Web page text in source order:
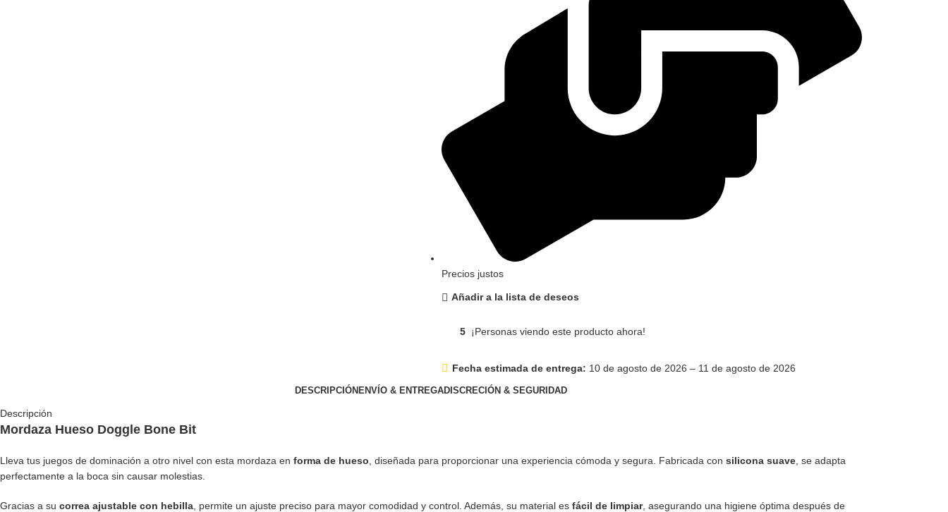
Precios justos
Añadir a la lista de deseos
5 ¡Personas viendo este producto ahora!
Fecha estimada de entrega: 10 de agosto de 2026 – 11 de agosto de 2026
DESCRIPCIÓN ENVÍO & ENTREGADISCRECIÓN & SEGURIDAD
Descripción
Mordaza Hueso Doggle Bone Bit
Lleva tus juegos de dominación a otro nivel con esta mordaza en forma de hueso , diseñada para proporcionar una experiencia cómoda y segura. Fabricada con silicona suave , se adapta
perfectamente a la boca sin causar molestias.
Gracias a su correa ajustable con hebilla , permite un ajuste preciso para mayor comodidad y control. Además, su material es fácil de limpiar, asegurando una higiene óptima después de